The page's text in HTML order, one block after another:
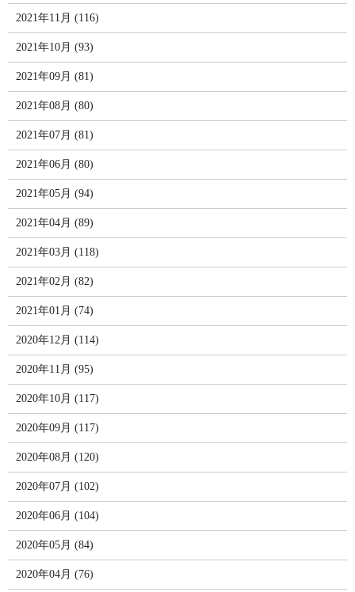
2021年11月 (116)
2021年10月 (93)
2021年09月 (81)
2021年08月 (80)
2021年07月 (81)
2021年06月 (80)
2021年05月 (94)
2021年04月 (89)
2021年03月 (118)
2021年02月 (82)
2021年01月 (74)
2020年12月 (114)
2020年11月 (95)
2020年10月 (117)
2020年09月 (117)
2020年08月 (120)
2020年07月 (102)
2020年06月 (104)
2020年05月 (84)
2020年04月 (76)